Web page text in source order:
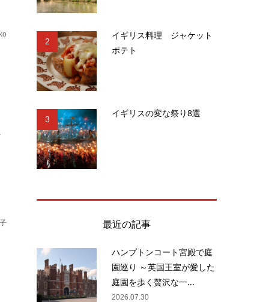
2
イギリス料理 ジャケット
ポテト
3
イギリスの変な祭り8選
最近の記事
ハンプトンコート宮殿で庭
園巡り ～英国王室が愛した
庭園を歩く贅沢な一...
2026.07.30